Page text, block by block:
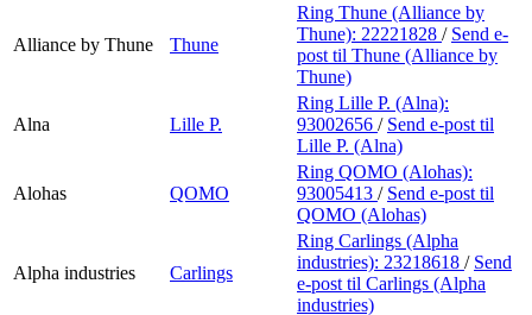
Alliance by Thune Thune
Ring Thune (Alliance by
Thune): 22221828 / Send e-
post til Thune (Alliance by
Thune)
Alna Lille P.
Ring Lille P. (Alna):
93002656 / Send e-post til
Lille P. (Alna)
Alohas QOMO
Ring QOMO (Alohas):
93005413 / Send e-post til
QOMO (Alohas)
Alpha industries Carlings
Ring Carlings (Alpha
industries): 23218618 / Send
e-post til Carlings (Alpha
industries)